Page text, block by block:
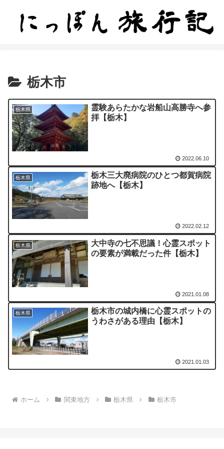
栃木市
栃木県
霊験あらたかな岩船山高勝寺へ参
拝【栃木】
2022.06.10
栃木県
栃木三大廃病院のひとつ都賀病院
跡地へ【栃木】
2022.02.12
栃木県
大中寺の七不思議！心霊スポット
の要素が満載だった件【栃木】
2021.01.08
栃木県
栃木市の城内橋に心霊スポットの
うわさがある理由【栃木】
2021.01.03
ホーム 関東地方 栃木県 栃木市